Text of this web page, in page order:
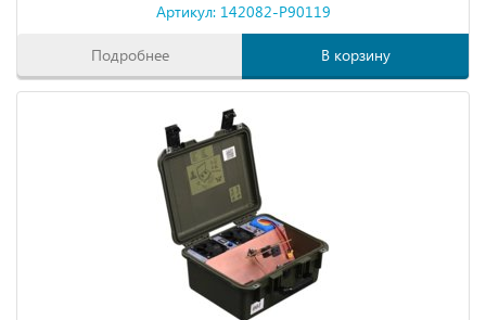
Артикул: 142082-P90119
Подробнее В корзину